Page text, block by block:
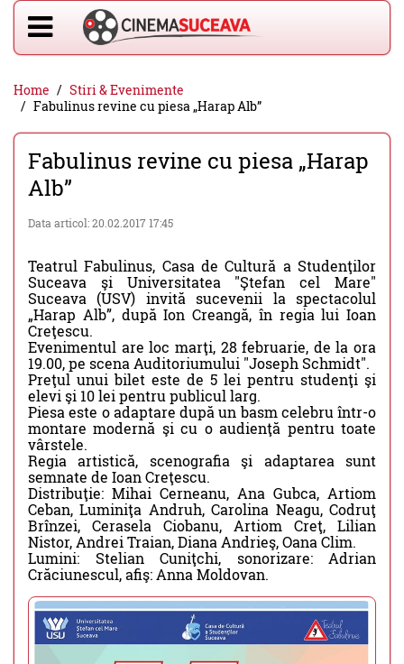
Home
Stiri & Evenimente
Fabulinus revine cu piesa „Harap Alb”
Fabulinus revine cu piesa „Harap
Alb”
Data articol: 20.02.2017 17:45
Teatrul Fabulinus, Casa de Cultură a Studenţilor
Suceava şi Universitatea "Ştefan cel Mare"
Suceava (USV) invită sucevenii la spectacolul
„Harap Alb”, după Ion Creangă, în regia lui Ioan
Creţescu.
Evenimentul are loc marţi, 28 februarie, de la ora
19.00, pe scena Auditoriumului "Joseph Schmidt".
Preţul unui bilet este de 5 lei pentru studenţi şi
elevi şi 10 lei pentru publicul larg.
Piesa este o adaptare după un basm celebru într-o
montare modernă şi cu o audienţă pentru toate
vârstele.
Regia artistică, scenografia şi adaptarea sunt
semnate de Ioan Creţescu.
Distribuţie: Mihai Cerneanu, Ana Gubca, Artiom
Ceban, Luminiţa Andruh, Carolina Neagu, Codruţ
Brînzei, Cerasela Ciobanu, Artiom Creţ, Lilian
Nistor, Andrei Traian, Diana Andrieş, Oana Clim.
Lumini: Stelian Cuniţchi, sonorizare: Adrian
Crăciunescul, afiş: Anna Moldovan.